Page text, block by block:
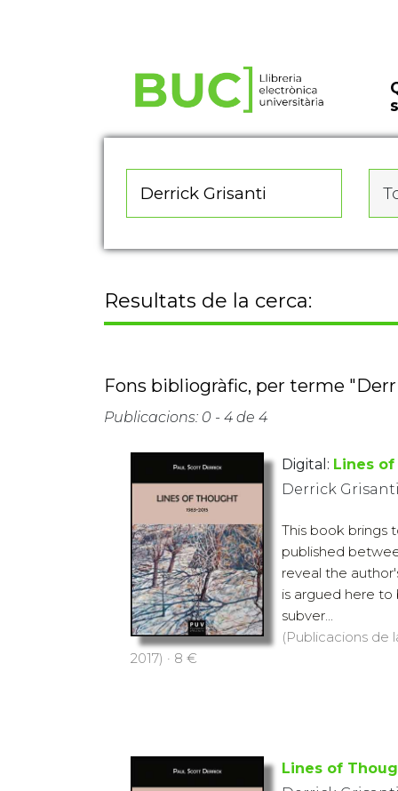
Resultats de la cerca:
Fons bibliogràfic, per terme
Publicacions: 0 - 4 de 4
Digital: Lines
Derrick
This book brings
published
reveal the
is argued here
subver...
(Publicacions de
2017) · 8 €
Lines of